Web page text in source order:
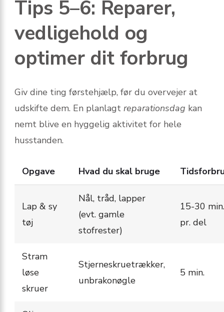
Tips 5–6: Reparer,
vedligehold og
optimer dit forbrug
Giv dine ting førstehjælp, før du overvejer at
udskifte dem. En planlagt reparationsdag kan
nemt blive en hyggelig aktivitet for hele
husstanden.
Opgave Hvad du skal bruge
Lap & sy
tøj
Nål, tråd, lapper
(evt. gamle
stofrester)
15-30 min.
pr. del
Stram
løse
skruer
Stjerneskruetrækker,
unbrakonøgle
5 min.